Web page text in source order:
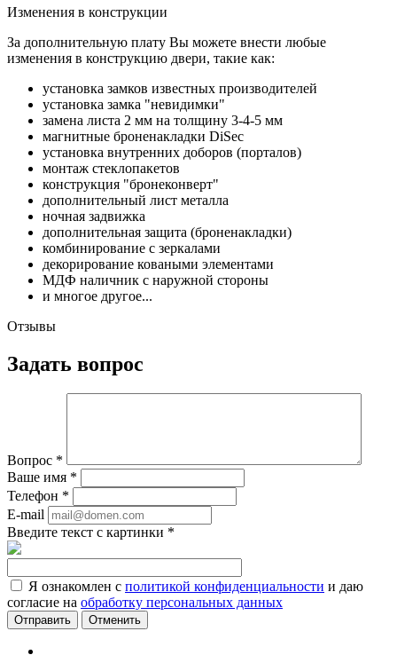
Изменения в конструкции
За дополнительную плату Вы можете внести любые
изменения в конструкцию двери, такие как:
установка замков известных производителей
установка замка "невидимки"
замена листа 2 мм на толщину 3-4-5 мм
магнитные броненакладки DiSec
установка внутренних доборов (порталов)
монтаж стеклопакетов
конструкция "бронеконверт"
дополнительный лист металла
ночная задвижка
дополнительная защита (броненакладки)
комбинирование с зеркалами
декорирование коваными элементами
МДФ наличник с наружной стороны
и многое другое...
Отзывы
Задать вопрос
Вопрос *
Ваше имя *
Телефон *
E-mail
Введите текст с картинки *
Я ознакомлен с политикой конфиденциальности и даю
согласие на обработку персональных данных
Отменить